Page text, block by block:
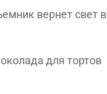
вернет свет в
для тортов